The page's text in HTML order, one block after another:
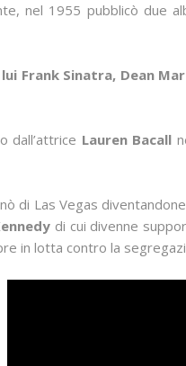
nel 1955 pubblicò due
Frank Sinatra, Dean
dall’attrice Lauren Bacall
di Las Vegas
di cui divenne
in lotta contro la